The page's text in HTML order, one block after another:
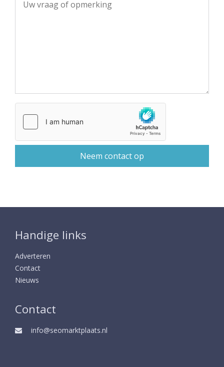
Handige links
Adverteren
Contact
Nieuws
Contact
info@seomarktplaats.nl